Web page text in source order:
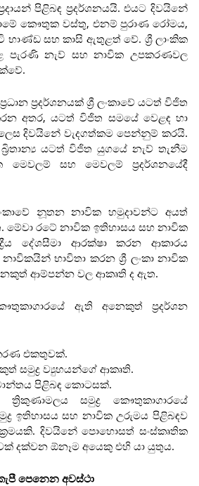
පිළිබඳ ප්‍රදර්ශනයයි. එයට දිවයිනේ
කෞතුක වස්තු, එනම් පුරාණ රෝමය,
භාණ්ඩ සහ කාසි ඇතුළත් වේ. ශ්‍රී ලාංකික
පැරණි නැව් සහ නාවික උපකරණවල
ප්‍රදර්ශනයක් ශ්‍රී ලංකාවේ යටත් විජිත
අතර, යටත් විජිත සමයේ වෙළඳ හා
දිවයිනේ වැදගත්කම පෙන්නුම් කරයි.
යටත් විජිත යුගයේ නැව් තැනීම
මෙවලම් සහ මෙවලම් ප්‍රදර්ශනයේදී
නූතන නාවික හමුදාවන්ට අයත්
රටේ නාවික ඉතිහාසය සහ නාවික
දේශසීමා ආරක්ෂා කරන ආකාරය
භාවිතා කරන ශ්‍රී ලංකා නාවික
ආම්පන්න වල ආකෘති ද ඇත.
ඇති අනෙකුත් ප්‍රදර්ශන
එකතුවක්.
සමුද්‍ර ව්‍යුහයන්ගේ ආකෘති.
පිළිබඳ කොටසක්.
සමුද්‍ර කෞතුකාගාරයේ
ඉතිහාසය සහ නාවික උරුමය පිළිබඳව
දිවයිනේ පොහොසත් සංස්කෘතික
දක්වන ඕනෑම අයෙකු එහි යා යුතුය.
පෙනෙන අවස්ථා